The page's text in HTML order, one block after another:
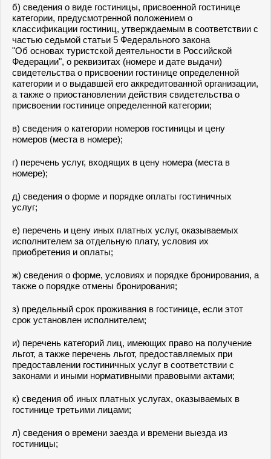
б) сведения о виде гостиницы, присвоенной гостинице
категории, предусмотренной положением о
классификации гостиниц, утверждаемым в соответствии с
частью седьмой статьи 5 Федерального закона
"Об основах туристской деятельности в Российской
Федерации", о реквизитах (номере и дате выдачи)
свидетельства о присвоении гостинице определенной
категории и о выдавшей его аккредитованной организации,
а также о приостановлении действия свидетельства о
присвоении гостинице определенной категории;
в) сведения о категории номеров гостиницы и цену
номеров (места в номере);
г) перечень услуг, входящих в цену номера (места в
номере);
д) сведения о форме и порядке оплаты гостиничных
услуг;
е) перечень и цену иных платных услуг, оказываемых
исполнителем за отдельную плату, условия их
приобретения и оплаты;
ж) сведения о форме, условиях и порядке бронирования, а
также о порядке отмены бронирования;
з) предельный срок проживания в гостинице, если этот
срок установлен исполнителем;
и) перечень категорий лиц, имеющих право на получение
льгот, а также перечень льгот, предоставляемых при
предоставлении гостиничных услуг в соответствии с
законами и иными нормативными правовыми актами;
к) сведения об иных платных услугах, оказываемых в
гостинице третьими лицами;
л) сведения о времени заезда и времени выезда из
гостиницы;